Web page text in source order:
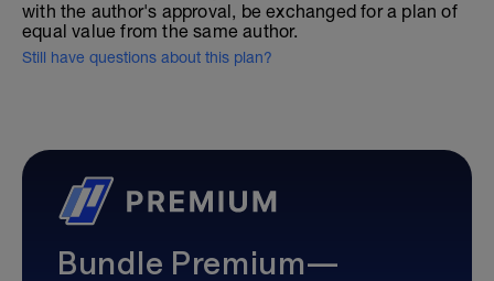
with the author's approval, be exchanged for a plan of
equal value from the same author.
Still have questions about this plan?
Bundle Premium—